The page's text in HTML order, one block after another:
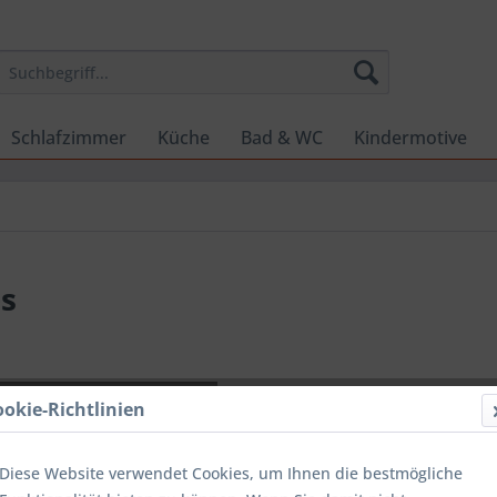
Schlafzimmer Küche Bad & WC Kindermotive
CHF
Sofort
Richtlinien
Diese Website verwendet Cookies, um Ihnen die bestmögliche